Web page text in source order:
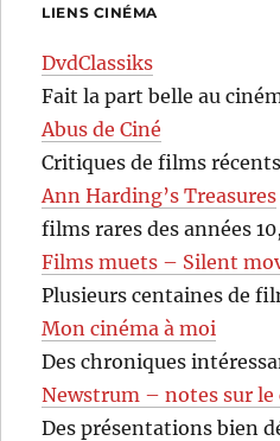
LIENS CINÉMA
DvdClassiks
Fait la part belle au
Abus de Ciné
Critiques de films récents
Ann Harding’s Treasures
films rares des années
Films muets – Silent
Plusieurs centaines de
Mon cinéma à moi
Des chroniques
Newstrum – notes sur le
Des présentations bien